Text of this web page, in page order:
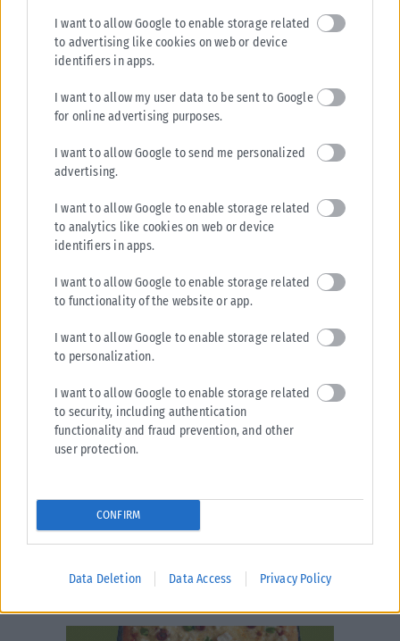
I want to allow Google to enable storage related
to advertising like cookies on web or device
identifiers in apps.
I want to allow my user data to be sent to Google
for online advertising purposes.
I want to allow Google to send me personalized
advertising.
I want to allow Google to enable storage related
to analytics like cookies on web or device
identifiers in apps.
I want to allow Google to enable storage related
to functionality of the website or app.
I want to allow Google to enable storage related
to personalization.
I want to allow Google to enable storage related
to security, including authentication
functionality and fraud prevention, and other
user protection.
CONFIRM
Data Deletion Data Access Privacy Policy
ΑΘΛΗΤΙΚΆ
Στην «οικογένεια» του Άρη ανήκει επίσημα ο Άνταμ Μοκόκα. Ο διεθνής
Γάλλος γκαρντ/φόργουορντ, ο οποίος προέρχεται από θητεία στην
ΑΝΑΡΤΉΘΗΚΕ ΑΠΌ KARFITSANEWS